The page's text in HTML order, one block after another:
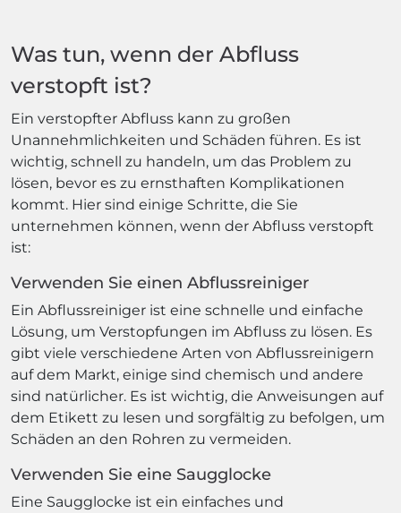
Was tun, wenn der Abfluss
verstopft ist?
Ein verstopfter Abfluss kann zu großen
Unannehmlichkeiten und Schäden führen. Es ist
wichtig, schnell zu handeln, um das Problem zu
lösen, bevor es zu ernsthaften Komplikationen
kommt. Hier sind einige Schritte, die Sie
unternehmen können, wenn der Abfluss verstopft
ist:
Verwenden Sie einen Abflussreiniger
Ein Abflussreiniger ist eine schnelle und einfache
Lösung, um Verstopfungen im Abfluss zu lösen. Es
gibt viele verschiedene Arten von Abflussreinigern
auf dem Markt, einige sind chemisch und andere
sind natürlicher. Es ist wichtig, die Anweisungen auf
dem Etikett zu lesen und sorgfältig zu befolgen, um
Schäden an den Rohren zu vermeiden.
Verwenden Sie eine Saugglocke
Eine Saugglocke ist ein einfaches und